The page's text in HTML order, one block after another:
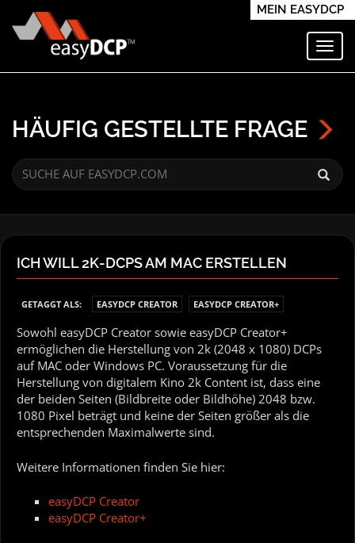
MEIN EASYDCP
HÄUFIG GESTELLTE FRAGE
ICH WILL 2K-DCPS AM MAC ERSTELLEN
GETAGGT ALS: EASYDCP CREATOR EASYDCP CREATOR+
Sowohl easyDCP Creator sowie easyDCP Creator+
ermöglichen die Herstellung von 2k (2048 x 1080) DCPs
auf MAC oder Windows PC. Voraussetzung für die
Herstellung von digitalem Kino 2k Content ist, dass eine
der beiden Seiten (Bildbreite oder Bildhöhe) 2048 bzw.
1080 Pixel beträgt und keine der Seiten größer als die
entsprechenden Maximalwerte sind.
Weitere Informationen finden Sie hier:
easyDCP Creator
easyDCP Creator+